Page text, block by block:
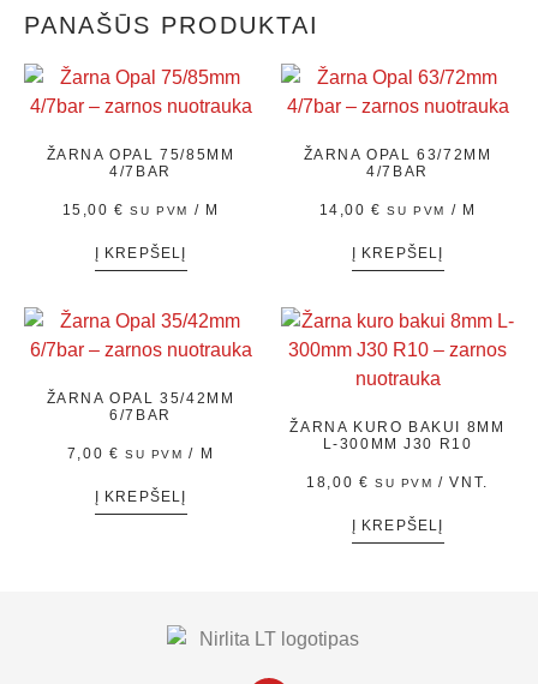
PANAŠŪS PRODUKTAI
ŽARNA OPAL 75/85MM
4/7BAR
15,00€ SU PVM / M
Į KREPŠELĮ
ŽARNA OPAL 63/72MM
4/7BAR
14,00€ SU PVM / M
Į KREPŠELĮ
ŽARNA OPAL 35/42MM
6/7BAR
7,00 € SU PVM / M
Į KREPŠELĮ
ŽARNA KURO BAKUI 8MM
L-300MM J30 R10
18,00 € SU PVM / VNT.
Į KREPŠELĮ